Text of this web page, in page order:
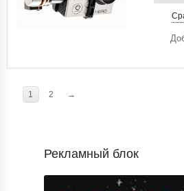
1 2 →
Рекламный блок